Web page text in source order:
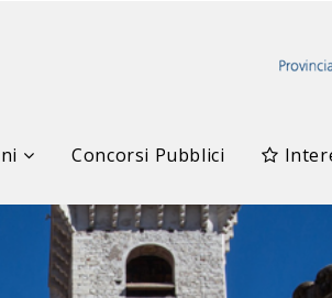
Concorsi Pubblici